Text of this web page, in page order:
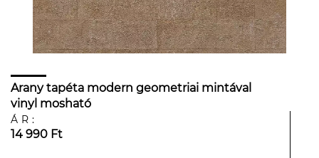
Arany tapéta modern geometriai mintával
vinyl mosható
ÁR:
14 990 Ft